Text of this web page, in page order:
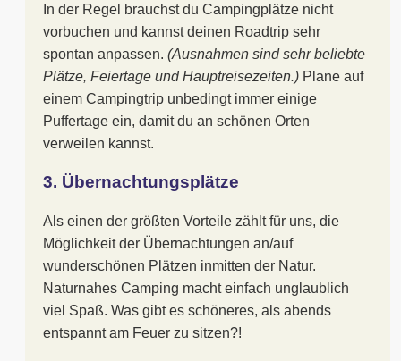
In der Regel brauchst du Campingplätze nicht
vorbuchen und kannst deinen Roadtrip sehr
spontan anpassen. (Ausnahmen sind sehr beliebte
Plätze, Feiertage und Hauptreisezeiten.) Plane auf
einem Campingtrip unbedingt immer einige
Puffertage ein, damit du an schönen Orten
verweilen kannst.
3. Übernachtungsplätze
Als einen der größten Vorteile zählt für uns, die
Möglichkeit der Übernachtungen an/auf
wunderschönen Plätzen inmitten der Natur.
Naturnahes Camping macht einfach unglaublich
viel Spaß. Was gibt es schöneres, als abends
entspannt am Feuer zu sitzen?!